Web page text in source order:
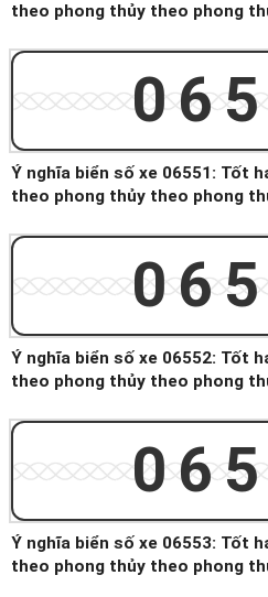
theo phong thủy theo phong
Ý nghĩa biển số xe 06551: Tốt
theo phong thủy theo phong
Ý nghĩa biển số xe 06552: Tốt
theo phong thủy theo phong
Ý nghĩa biển số xe 06553: Tốt
theo phong thủy theo phong